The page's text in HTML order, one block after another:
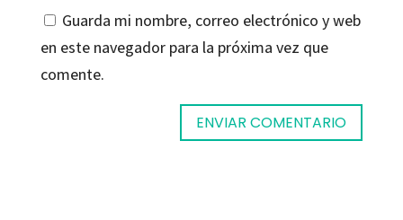
Guarda mi nombre, correo electrónico y web
en este navegador para la próxima vez que
comente.